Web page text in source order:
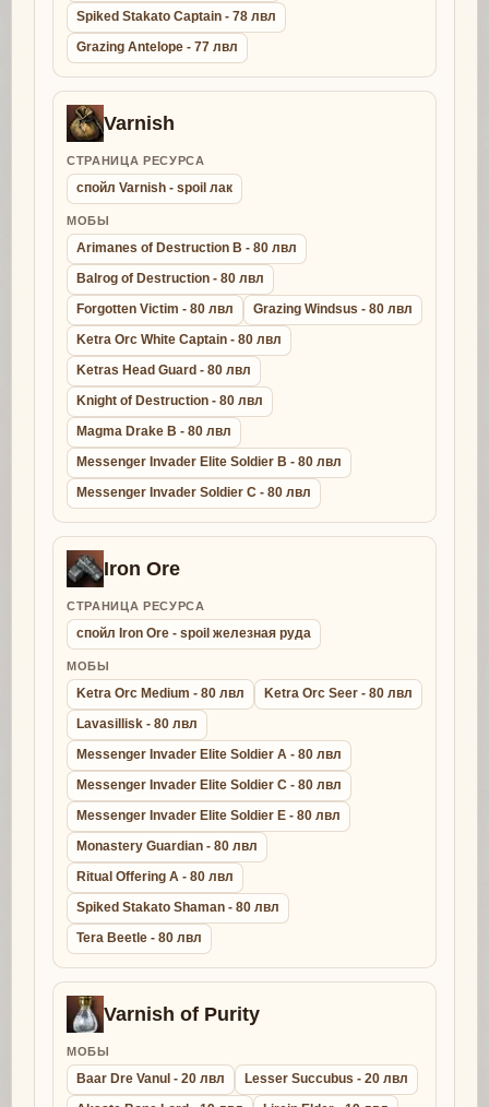
Spiked Stakato Captain - 78 лвл
Grazing Antelope - 77 лвл
Varnish
СТРАНИЦА РЕСУРСА
спойл Varnish - spoil лак
МОБЫ
Arimanes of Destruction B - 80 лвл
Balrog of Destruction - 80 лвл
Forgotten Victim - 80 лвл
Grazing Windsus - 80 лвл
Ketra Orc White Captain - 80 лвл
Ketras Head Guard - 80 лвл
Knight of Destruction - 80 лвл
Magma Drake B - 80 лвл
Messenger Invader Elite Soldier B - 80 лвл
Messenger Invader Soldier C - 80 лвл
Iron Ore
СТРАНИЦА РЕСУРСА
спойл Iron Ore - spoil железная руда
МОБЫ
Ketra Orc Medium - 80 лвл
Ketra Orc Seer - 80 лвл
Lavasillisk - 80 лвл
Messenger Invader Elite Soldier A - 80 лвл
Messenger Invader Elite Soldier C - 80 лвл
Messenger Invader Elite Soldier E - 80 лвл
Monastery Guardian - 80 лвл
Ritual Offering A - 80 лвл
Spiked Stakato Shaman - 80 лвл
Tera Beetle - 80 лвл
Varnish of Purity
МОБЫ
Baar Dre Vanul - 20 лвл
Lesser Succubus - 20 лвл